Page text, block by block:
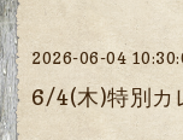
2026-06-04
6/4(木)特別カ